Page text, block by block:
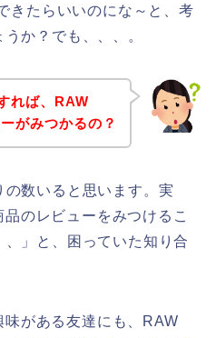
きたらいいのにな～と、考
か？でも、、、。
れば、RAW
がみつかるの？
数いると思います。実
のレビューをみつけるこ
」と、困っていた知り合
がある友達にも、RAW